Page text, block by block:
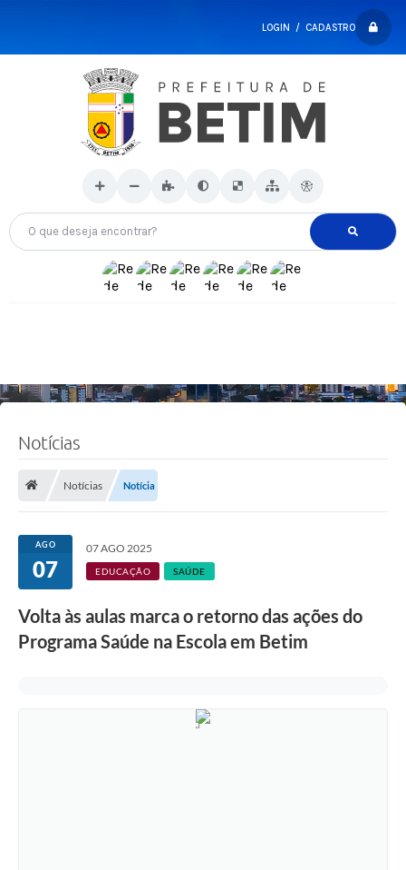
LOGIN / CADASTRO
O que deseja encontrar?
Notícias
Notícias Notícia
AGO
07
07 AGO 2025
EDUCAÇÃO SAÚDE
Volta às aulas marca o retorno das ações do
Programa Saúde na Escola em Betim